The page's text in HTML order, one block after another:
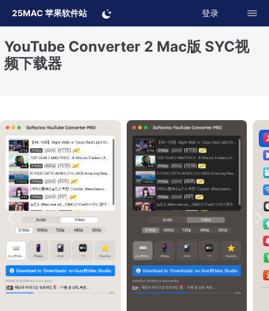
25MAC 苹果软件站 登录
YouTube Converter 2 Mac版 SYC视
频下载器